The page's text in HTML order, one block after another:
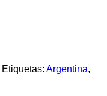
Etiquetas: Argentina,